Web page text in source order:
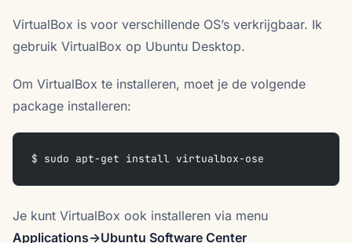
VirtualBox is voor verschillende OS’s verkrijgbaar. Ik
gebruik VirtualBox op Ubuntu Desktop.
Om VirtualBox te installeren, moet je de volgende
package installeren:
$ sudo apt-get install virtualbox-ose
Je kunt VirtualBox ook installeren via menu
Applications->Ubuntu Software Center